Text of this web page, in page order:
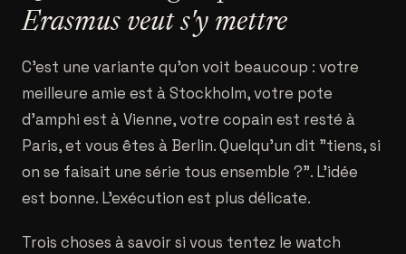
Erasmus veut s'y mettre
C'est une variante qu'on voit beaucoup : votre
meilleure amie est à Stockholm, votre pote
d'amphi est à Vienne, votre copain est resté à
Paris, et vous êtes à Berlin. Quelqu'un dit "tiens, si
on se faisait une série tous ensemble ?". L'idée
est bonne. L'exécution est plus délicate.
Trois choses à savoir si vous tentez le watch